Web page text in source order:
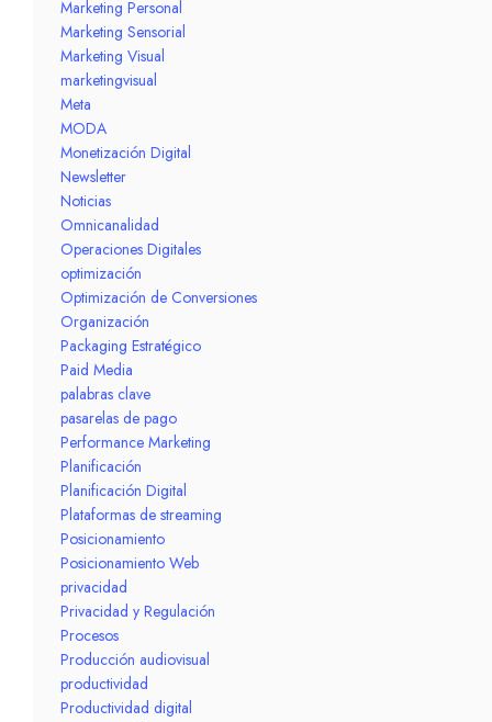
Marketing Personal
Marketing Sensorial
Marketing Visual
marketingvisual
Meta
MODA
Monetización Digital
Newsletter
Noticias
Omnicanalidad
Operaciones Digitales
optimización
Optimización de Conversiones
Organización
Packaging Estratégico
Paid Media
palabras clave
pasarelas de pago
Performance Marketing
Planificación
Planificación Digital
Plataformas de streaming
Posicionamiento
Posicionamiento Web
privacidad
Privacidad y Regulación
Procesos
Producción audiovisual
productividad
Productividad digital